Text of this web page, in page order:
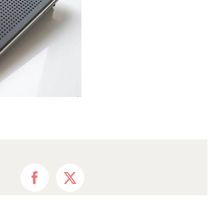
Facebook
X